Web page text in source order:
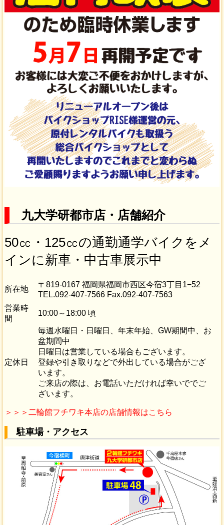
九大学研都市店・店舗紹介
50㏄・125㏄の通勤通学バイクをメ
インに新車・中古車展示中
所在地
〒819-0167 福岡県福岡市西区今宿3丁目1−52
TEL.092-407-7566 Fax.092-407-7563
営業時
間
10:00～18:00 頃
定休日
毎週水曜日・日曜日、年末年始、GW期間中、お
盆期間中
日曜日は営業している場合もございます。
登録や引き取りなどで外出している場合がござ
います。
ご来店の際は、お電話いただければ幸いででご
ざいます。
＞＞＞二輪館フチワキ本店の店舗情報はこちら
駐車場・アクセス